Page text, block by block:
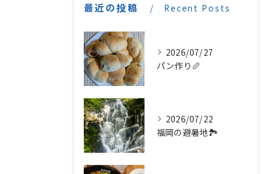
最近の投稿 Recent Posts
2026/07/27
パン作り🥖
2026/07/22
福岡の避暑地🏞️